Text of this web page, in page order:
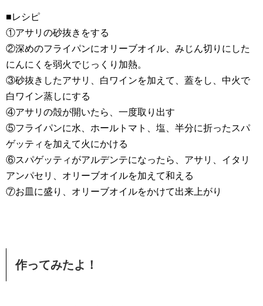
■レシピ
①アサリの砂抜きをする
②深めのフライパンにオリーブオイル、みじん切りにした
にんにくを弱火でじっくり加熱。
③砂抜きしたアサリ、白ワインを加えて、蓋をし、中火で
白ワイン蒸しにする
④アサリの殻が開いたら、一度取り出す
⑤フライパンに水、ホールトマト、塩、半分に折ったスパ
ゲッティを加えて火にかける
⑥スパゲッティがアルデンテになったら、アサリ、イタリ
アンパセリ、オリーブオイルを加えて和える
⑦お皿に盛り、オリーブオイルをかけて出来上がり
作ってみたよ！